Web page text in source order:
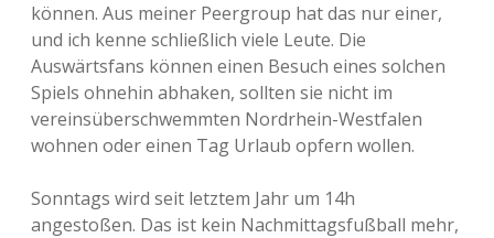
können. Aus meiner Peergroup hat das nur einer,
und ich kenne schließlich viele Leute. Die
Auswärtsfans können einen Besuch eines solchen
Spiels ohnehin abhaken, sollten sie nicht im
vereinsüberschwemmten Nordrhein-Westfalen
wohnen oder einen Tag Urlaub opfern wollen.
Sonntags wird seit letztem Jahr um 14h
angestoßen. Das ist kein Nachmittagsfußball mehr,